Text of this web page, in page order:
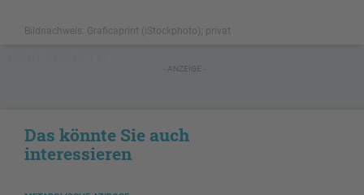
Bildnachweis: Graficaprint (iStockphoto); privat
- ANZEIGE -
Das könnte Sie auch
interessieren